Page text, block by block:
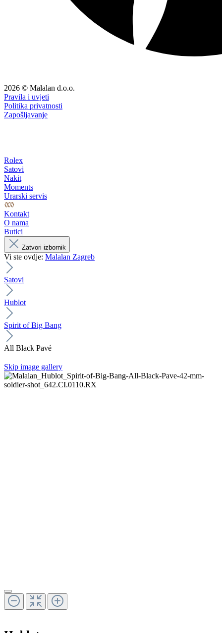
2026 © Malalan d.o.o.
Pravila i uvjeti
Politika privatnosti
Zapošljavanje
Rolex
Satovi
Nakit
Moments
Urarski servis
Kontakt
O nama
Butici
Zatvori izbornik
Vi ste ovdje: Malalan Zagreb
Satovi
Hublot
Spirit of Big Bang
All Black Pavé
Skip image gallery